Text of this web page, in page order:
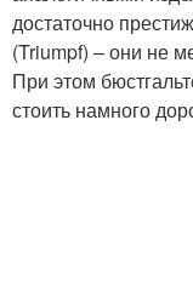
достаточно
(Triumpf) – они не
При этом
стоить намного